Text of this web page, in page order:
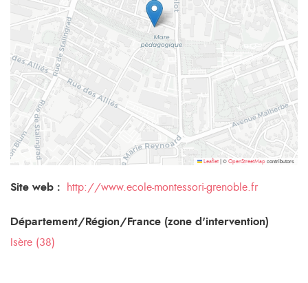
Leaflet © OpenStreetMap contributors
Site web : http://www.ecole-montessori-grenoble.fr
Département/Région/France (zone d'intervention)
Isère (38)